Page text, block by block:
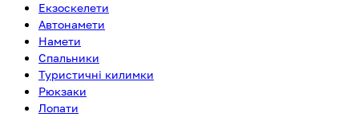
Екзоскелети
Автонамети
Намети
Спальники
Туристичні килимки
Рюкзаки
Лопати